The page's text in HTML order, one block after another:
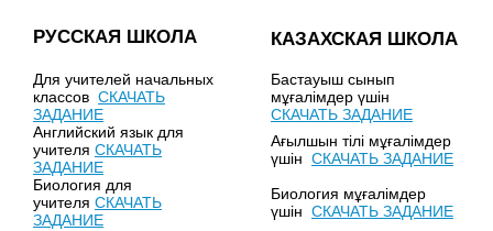
РУССКАЯ ШКОЛА КАЗАХСКАЯ ШКОЛА
Для учителей начальных
классов СКАЧАТЬ
ЗАДАНИЕ
Бастауыш сынып
мұғалімдер үшін
СКАЧАТЬ ЗАДАНИЕ
Английский язык для
учителя СКАЧАТЬ
ЗАДАНИЕ
Ағылшын тілі мұғалімдер
үшін СКАЧАТЬ ЗАДАНИЕ
Биология для
учителя СКАЧАТЬ
ЗАДАНИЕ
Биология мұғалімдер
үшін СКАЧАТЬ ЗАДАНИЕ